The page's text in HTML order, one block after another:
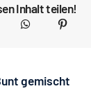
Inhalt teilen!
gemischt